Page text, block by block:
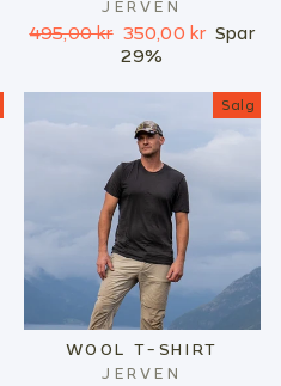
JERVEN
Ordinær
495,00 kr Salgspris
350,00 kr Spar
29%
Salg
WOOL T-SHIRT
JERVEN